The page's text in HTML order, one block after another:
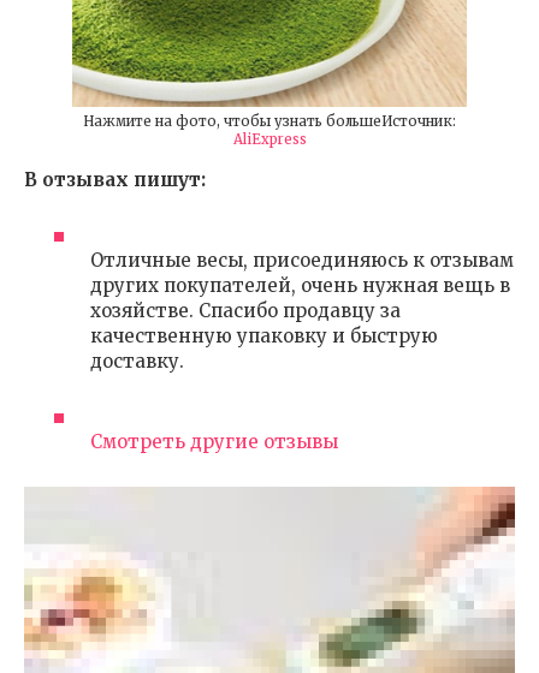
Нажмите на фото, чтобы узнать большеИсточник:
AliExpress
В отзывах пишут:
Отличные весы, присоединяюсь к отзывам
других покупателей, очень нужная вещь в
хозяйстве. Спасибо продавцу за
качественную упаковку и быструю
доставку.
Смотреть другие отзывы